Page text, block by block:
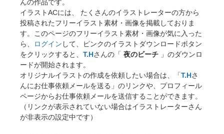
んの作品です。
イラストACには、 たくさんのイラストレーターの方から
投稿されたフリーイラスト素材・画像を掲載しておりま
す。このページのフリーイラスト素材・画像が気に入った
ら、
ログイン して、ピンクのイラストダウンロードボタン
をクリックすると、 T.Hさんの「 夜のビーチ 」のダウンロ
ードが開始されます。
オリジナルイラストの作成を依頼したい場合は、「T.Hさ
んにお仕事依頼メールを送る」のリンクや、プロフィール
ページからお仕事依頼メールを送信することができます。
（リンクが表示されていない場合はイラストレーターさん
が非表示の設定中です）